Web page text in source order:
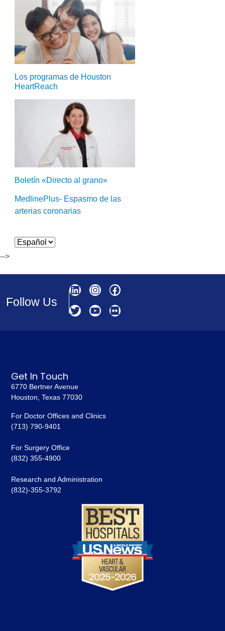
Los programas de Houston
HeartReach
Boletín «Directo al grano»
MedlinePlus- Espasmo de las
arterias coronarias
-->
Follow Us
Get In Touch
6770 Bertner Avenue
Houston, Texas 77030
For Doctor Offices and Clinics
(713) 790-9401
For Surgery Office
(832) 355-4900
Research and Administration
(832)-355-3792